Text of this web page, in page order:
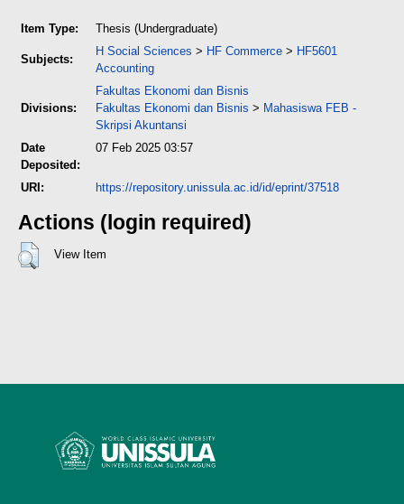
Item Type: Thesis (Undergraduate)
Subjects:
H Social Sciences > HF Commerce > HF5601
Accounting
Divisions:
Fakultas Ekonomi dan Bisnis
Fakultas Ekonomi dan Bisnis > Mahasiswa FEB -
Skripsi Akuntansi
Date
Deposited:
07 Feb 2025 03:57
URI: https://repository.unissula.ac.id/id/eprint/37518
Actions (login required)
View Item